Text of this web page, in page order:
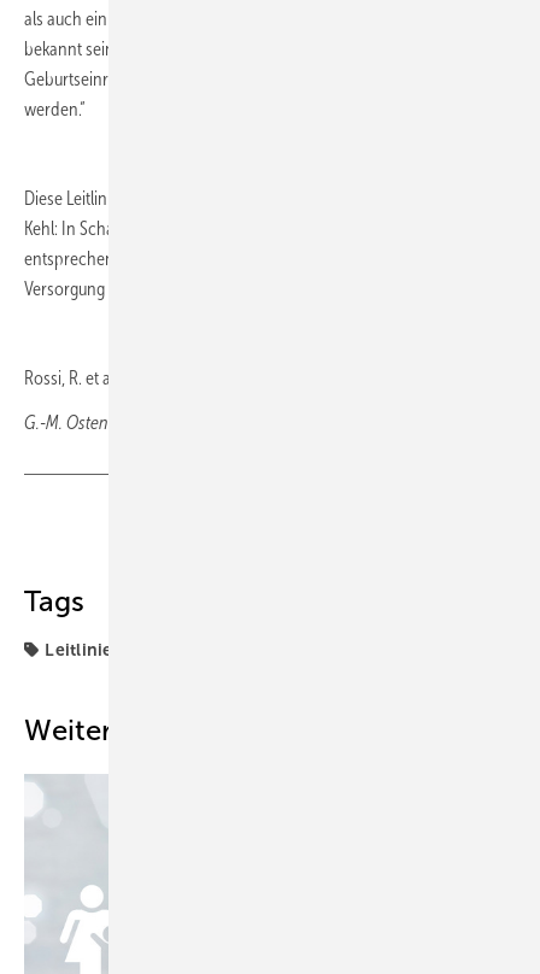
als auch ein Kooperationsvertrag mit einer Kinderklinik vorliegen und
bekannt sein. Die Entbindungskriterien für die jeweiligen
Geburtseinrichtungen sollen präpartal beachtet und eingehalten
werden.“
Diese Leitlinie ist auch von hoher forensischer Wichtigkeit, betonte
Kehl: In Schadensfällen werde zukünftig überprüft, ob die
entsprechenden Voraussetzungen für eine perinatologische
Versorgung gegeben seien.
Rossi, R. et al. (2921). Z Geburtshilfe Neonatol, 4, 306-319.
G.-M. Ostendorf, Wiesbaden
Tags
Leitlinie
Weitere Inhalte